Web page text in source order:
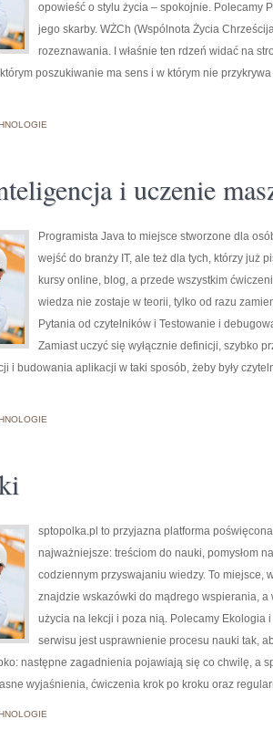
opowieść o stylu życia – spokojnie. Polecamy
jego skarby. WŻCh (Wspólnota Życia
rozeznawania. I właśnie ten rdzeń widać na
poszukiwanie ma sens i w którym nie
i uczenie
Programista Java to miejsce stworzone dla
wejść do branży IT, ale też dla tych, którzy już
kursy online, blog, a przede wszystkim
wiedza nie zostaje w teorii, tylko od razu
Pytania od czytelników i Testowanie i
Zamiast uczyć się wyłącznie definicji, szybko
i budowania aplikacji w taki sposób, żeby były
sptopolka.pl to przyjazna platforma
najważniejsze: treściom do nauki, pomysłom
codziennym przyswajaniu wiedzy. To miejsce,
znajdzie wskazówki do mądrego wspierania,
użycia na lekcji i poza nią. Polecamy Ekologia
serwisu jest usprawnienie procesu nauki tak,
następne zagadnienia pojawiają się co chwilę, a
wyjaśnienia, ćwiczenia krok po kroku oraz